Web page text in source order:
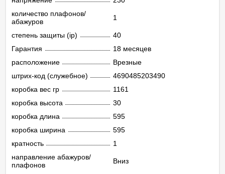
количество плафонов/
абажуров
1
степень защиты (ip)
40
Гарантия
18 месяцев
расположение
Врезные
штрих-код (служебное)
4690485203490
коробка вес гр
1161
коробка высота
30
коробка длина
595
коробка ширина
595
кратность
1
направление абажуров/
плафонов
Вниз